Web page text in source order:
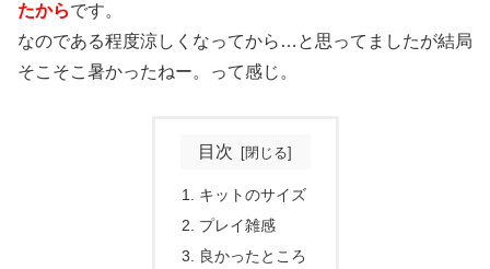
たからです。
なのである程度涼しくなってから…と思ってましたが結局
そこそこ暑かったねー。って感じ。
目次
キットのサイズ
プレイ雑感
良かったところ